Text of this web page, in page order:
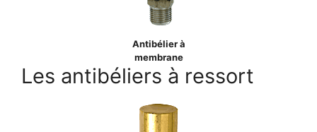
Antibélier à
membrane
Les antibéliers à ressort